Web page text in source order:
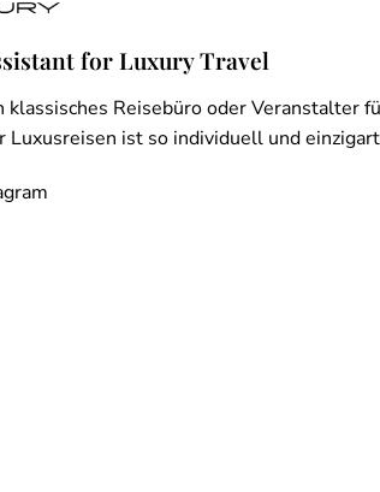
for Luxury Travel
klassisches Reisebüro oder
Luxusreisen ist so individuell und